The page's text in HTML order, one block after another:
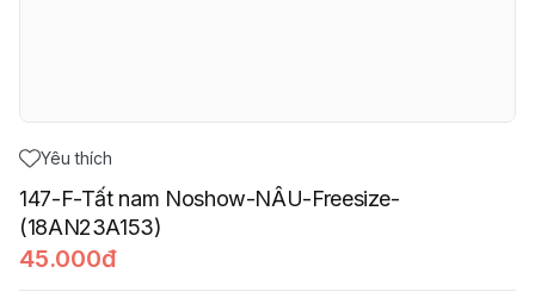
Yêu thích
147-F-Tất nam Noshow-NÂU-Freesize-
(18AN23A153)
45.000đ